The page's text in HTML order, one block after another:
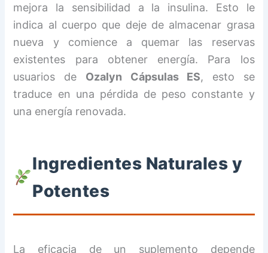
mejora la sensibilidad a la insulina. Esto le
indica al cuerpo que deje de almacenar grasa
nueva y comience a quemar las reservas
existentes para obtener energía. Para los
usuarios de Ozalyn Cápsulas ES, esto se
traduce en una pérdida de peso constante y
una energía renovada.
Ingredientes Naturales y
Potentes
La eficacia de un suplemento depende